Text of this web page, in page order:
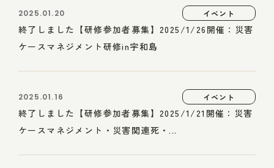
2025.01.20 イベント
終了しました【研修参加者募集】2025/1/26開催：災害
ケースマネジメント研修in宇和島
2025.01.16 イベント
終了しました【研修参加者募集】2025/1/21開催：災害
ケースマネジメント・災害関連死・...